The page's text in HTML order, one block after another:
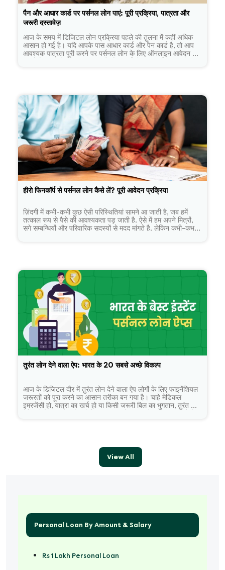
पैन और आधार कार्ड पर पर्सनल लोन पाएं: पूरी प्रक्रिया, पात्रता और
जरूरी दस्तावेज़
आज के समय में डिजिटल लोन प्रक्रिया पहले की तुलना में कहीं अधिक
आसान हो गई है। यदि आपके पास आधार कार्ड और पैन कार्ड है, तो आप
आवश्यक पात्रता पूरी करने पर पर्सनल लोन के लिए ऑनलाइन आवेदन कर
हीरो फिनकॉर्प से पर्सनल लोन कैसे लें? पूरी आवेदन प्रक्रिया
ज़िंदगी में कभी-कभी कुछ ऐसी परिस्थितियां सामने आ जाती है, जब हमें
तत्काल रूप से पैसे की आवश्यकता पड़ जाती है. ऐसे में हम अपने मित्रों,
सगे सम्बन्धियों और परिवारिक सदस्यों से मदद मांगते है. लेकिन कभी-कभ...
तुरंत लोन देने वाला ऐप: भारत के 20 सबसे अच्छे विकल्प
आज के डिजिटल दौर में तुरंत लोन देने वाला ऐप लोगों के लिए फाइनेंशियल
जरूरतों को पूरा करने का आसान तरीका बन गया है। चाहे मेडिकल
इमरजेंसी हो, यात्रा का खर्च हो या किसी जरूरी बिल का भुगतान, तुरंत लोन
View All
Personal Loan By Amount & Salary
Rs 1 Lakh Personal Loan